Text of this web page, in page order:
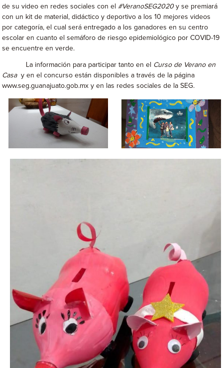
de su video en redes sociales con el #VeranoSEG2020y se premiará
con un kit de material, didáctico y deportivo a los 10 mejores videos
por categoría, el cual será entregado a los ganadores en su centro
escolar en cuanto el semáforo de riesgo epidemiológico por COVID-19
se encuentre en verde.
La información para participar tanto en el Curso de Verano en
Casay en el concurso están disponibles a través de la página
www.seg.guanajuato.gob.mx y en las redes sociales de la SEG.